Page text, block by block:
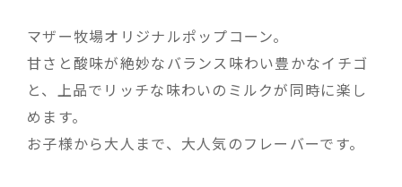
マザー牧場オリジナルポップコーン。
甘さと酸味が絶妙なバランス味わい豊かなイチゴ
と、上品でリッチな味わいのミルクが同時に楽し
めます。
お子様から大人まで、大人気のフレーバーです。